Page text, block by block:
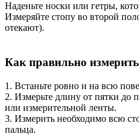
Наденьте носки или гетры,
Измеряйте стопу во второй
отекают).
Как правильно измерить
1. Встаньте ровно и на всю
2. Измерьте длину от пятки до
или измерительной ленты.
3. Измерить необходимо всю
пальца.